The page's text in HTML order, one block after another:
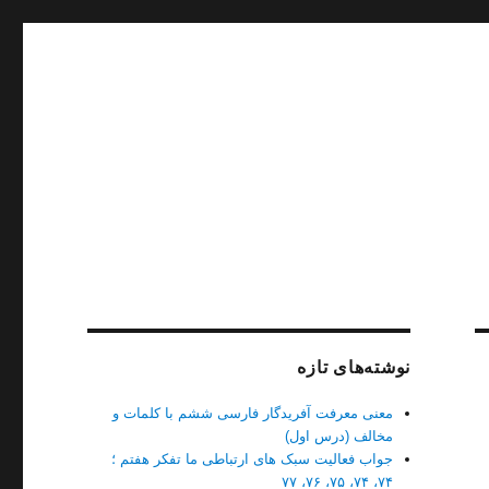
نوشته‌های تازه
معنی معرفت آفریدگار فارسی ششم با کلمات و
مخالف (درس اول)
جواب فعالیت سبک های ارتباطی ما تفکر هفتم ؛
۷۴، ۷۴، ۷۵، ۷۶، ۷۷